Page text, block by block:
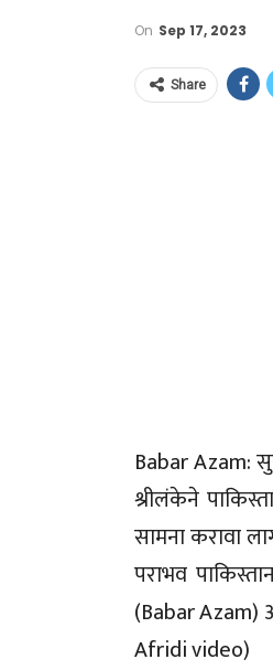
On Sep 17, 2023
Share
Babar Azam:
श्रीलंकेने
सामना करावा
पराभव
(Babar Azam)
Afridi video)